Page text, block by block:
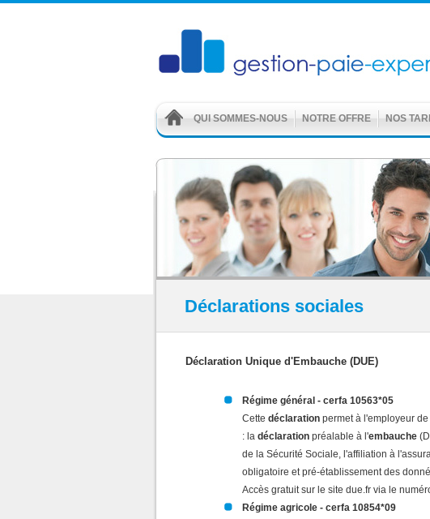
QUI SOMMES-NOUS NOTRE OFFRE NOS
Déclarations sociales
Déclaration Unique d'Embauche (DUE)
Régime général - cerfa 10563*05
Cette déclarationpermet à l'employeur de
: la déclarationpréalable à l'embauche
de la Sécurité Sociale, l'affiliation à
obligatoire et pré-établissement des
Accès gratuit sur le site due.fr via le
Régime agricole - cerfa 10854*09